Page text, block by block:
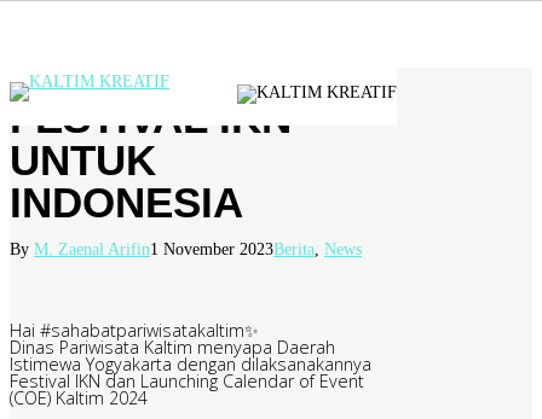
Menu
FESTIVAL IKN
UNTUK
INDONESIA
By M. Zaenal Arifin1 November 2023Berita News
Hai #sahabatpariwisatakaltim✨
Dinas Pariwisata Kaltim menyapa Daerah
Istimewa Yogyakarta dengan dilaksanakannya
Festival IKN dan Launching Calendar of Event
(COE) Kaltim 2024